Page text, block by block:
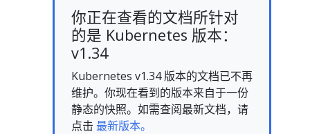
你正在查看的文档所针对
的是 Kubernetes 版本：
v1.34
Kubernetes v1.34 版本的文档已不再
维护。你现在看到的版本来自于一份
静态的快照。如需查阅最新文档，请
点击 最新版本。